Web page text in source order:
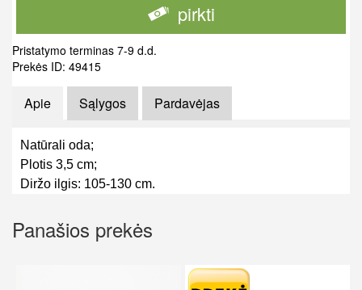
pirkti
Pristatymo terminas 7-9 d.d.
Prekės ID: 49415
Apie Sąlygos Pardavėjas
Natūrali oda;
Plotis 3,5 cm;
Diržo ilgis: 105-130 cm.
Panašios prekės